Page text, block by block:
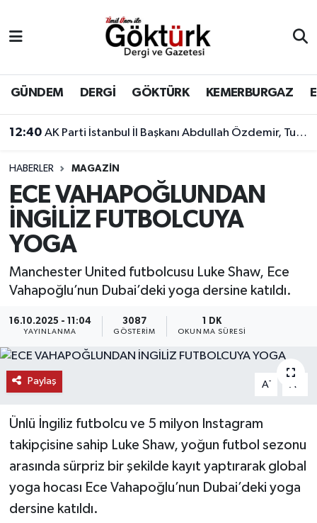
GÜNDEM DERGİ GÖKTÜRK KEMERBURGAZ
12:40 AK Parti İstanbul İl Başkanı Abdullah Özdemir, Tuzla, Çekmeköy ve Şile'de teşkilat mensuplarıyla buluştu
HABERLER MAGAZİN
ECE VAHAPOĞLUNDAN
İNGİLİZ FUTBOLCUYA
YOGA
Manchester United futbolcusu Luke Shaw, Ece
Vahapoğlu’nun Dubai’deki yoga dersine katıldı.
16.10.2025 - 11:04
YAYINLANMA
3087
GÖSTERIM
1 DK
OKUNMA SÜRESI
Paylaş A- A
Ünlü İngiliz futbolcu ve 5 milyon Instagram
takipçisine sahip Luke Shaw, yoğun futbol sezonu
arasında sürpriz bir şekilde kayıt yaptırarak global
yoga hocası Ece Vahapoğlu’nun Dubai’deki yoga
dersine katıldı.
BİLİM
DERGİ
DÜNYA
EĞİTİM
EKONOMİ
GÖKTÜRK
KÜLTÜR - SANAT
MAGAZİN
ÖZEL HABER
SAĞLIK
Eyüpsultan Hava Durumu
Eyüpsultan Trafik Yoğunluk Haritası
Süper Lig Puan Durumu ve Fikstür
Tüm Manşetler
Son Dakika Haberleri
Haber Arşivi